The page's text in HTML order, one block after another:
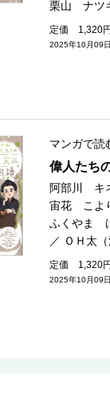
栗山 ナツ
定価 1,320
2025年10月09
マンガで読
偉人たち
阿部川 キ
宙花 こよ
ふくやま
／ ＯＨ太（
定価 1,320
2025年10月09